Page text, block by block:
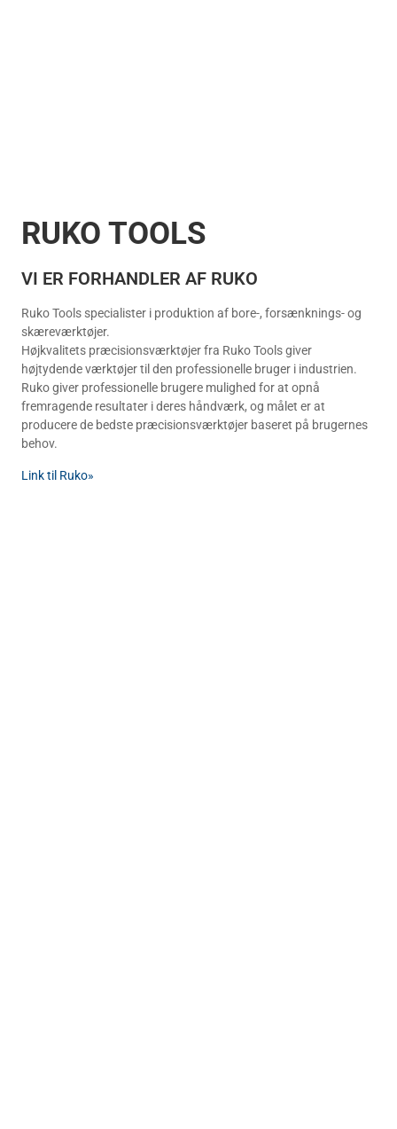
RUKO TOOLS
VI ER FORHANDLER AF RUKO
Ruko Tools specialister i produktion af bore-, forsænknings- og
skæreværktøjer.
Højkvalitets præcisionsværktøjer fra Ruko Tools giver
højtydende værktøjer til den professionelle bruger i industrien.
Ruko giver professionelle brugere mulighed for at opnå
fremragende resultater i deres håndværk, og målet er at
producere de bedste præcisionsværktøjer baseret på brugernes
behov.
Link til Ruko»